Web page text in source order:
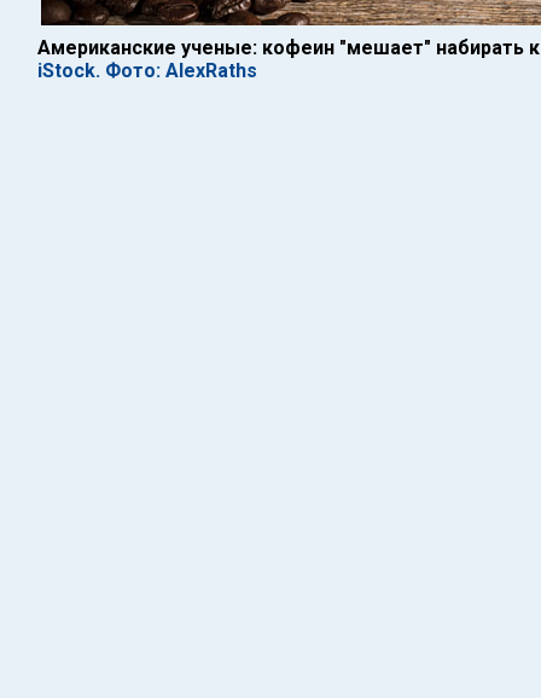
Американские ученые: кофеин "мешает" набирать
iStock. Фото: AlexRaths